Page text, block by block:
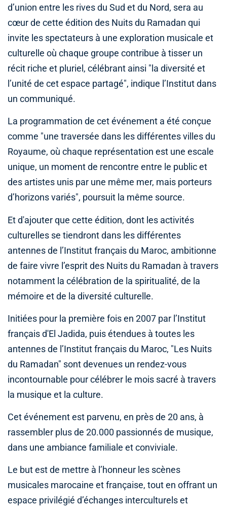
d’union entre les rives du Sud et du Nord, sera au
cœur de cette édition des Nuits du Ramadan qui
invite les spectateurs à une exploration musicale et
culturelle où chaque groupe contribue à tisser un
récit riche et pluriel, célébrant ainsi "la diversité et
l’unité de cet espace partagé", indique l’Institut dans
un communiqué.
La programmation de cet événement a été conçue
comme "une traversée dans les différentes villes du
Royaume, où chaque représentation est une escale
unique, un moment de rencontre entre le public et
des artistes unis par une même mer, mais porteurs
d’horizons variés", poursuit la même source.
Et d'ajouter que cette édition, dont les activités
culturelles se tiendront dans les différentes
antennes de l’Institut français du Maroc, ambitionne
de faire vivre l’esprit des Nuits du Ramadan à travers
notamment la célébration de la spiritualité, de la
mémoire et de la diversité culturelle.
Initiées pour la première fois en 2007 par l’Institut
français d'El Jadida, puis étendues à toutes les
antennes de l’Institut français du Maroc, "Les Nuits
du Ramadan" sont devenues un rendez-vous
incontournable pour célébrer le mois sacré à travers
la musique et la culture.
Cet événement est parvenu, en près de 20 ans, à
rassembler plus de 20.000 passionnés de musique,
dans une ambiance familiale et conviviale.
Le but est de mettre à l’honneur les scènes
musicales marocaine et française, tout en offrant un
espace privilégié d’échanges interculturels et